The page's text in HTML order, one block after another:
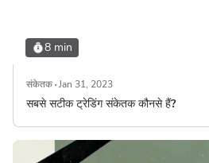
8 min
संकेतक Jan 31, 2023
सबसे सटीक ट्रेडिंग संकेतक कौनसे हैं?